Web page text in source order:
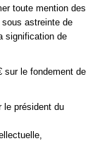
toute mention des
astreinte de
signification de
sur le fondement de
le président du